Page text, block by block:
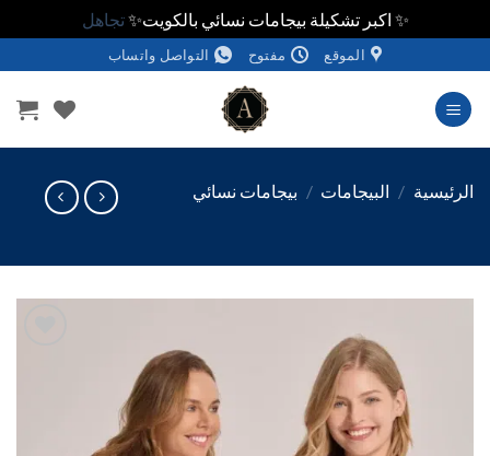
✨ اكبر تشكيلة بيجامات نسائي بالكويت✨تجاهل
الموقع مفتوح التواصل واتساب
/ البيجامات / بيجامات نسائي